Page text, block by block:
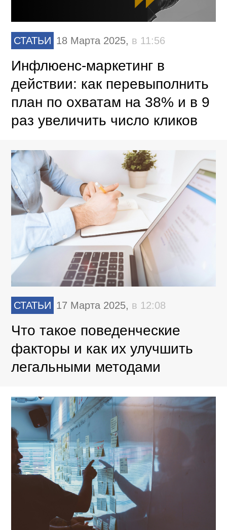
СТАТЬИ 18 Марта 2025, в 11:56
Инфлюенс-маркетинг в
действии: как перевыполнить
план по охватам на 38% и в 9
раз увеличить число кликов
СТАТЬИ 17 Марта 2025, в 12:08
Что такое поведенческие
факторы и как их улучшить
легальными методами